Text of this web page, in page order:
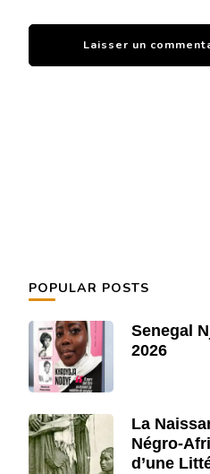
POPULAR POSTS
Senegal
2026
La
Négro-
d’une